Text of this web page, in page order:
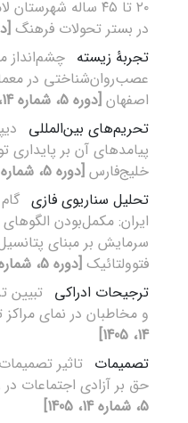
۲۰ تا ۴۵ ساله
در بستر تحولات فرهنگ [دوره
تجربۀ زیسته چشم‌انداز
عصب‌روان‌شناختی در
اصفهان [دوره 5، شماره 14، 1405]
تحریم‌های بین‌المللی
پیامدهای آن بر پایداری
خلیج‌فارس [دوره 5، شماره 14، 1405]
تحلیل سناریوی فازی
ایران: مکمل‌بودن
سرمایش بر مبنای
فتوولتائیک [دوره 5، شماره 14، 1405]
ترجیحات ادراکی تبیین
و مخاطبان در نمای مراکز
14، 1405]
تصمیمات تاثیر
حق بر آزادی اجتماعات
5، شماره 14، 1405]